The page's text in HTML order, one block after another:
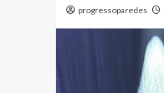
progressoparedes